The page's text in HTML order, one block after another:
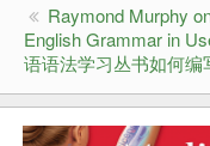
Raymond Murphy
English Grammar in
语语法学习丛书如何编